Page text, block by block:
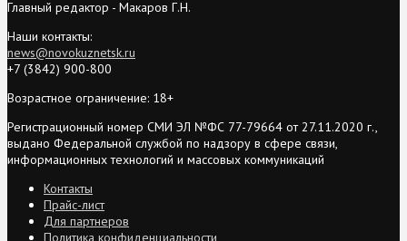
Главный редактор - Макаров Г.Н.
Наши контакты:
news@novokuznetsk.ru
+7 (3842) 900-800
Возрастное ограничение: 18+
Регистрационный номер СМИ ЭЛ №ФС 77-79664 от 27.11.2020 г.,
выдано Федеральной службой по надзору в сфере связи,
информационных технологий и массовых коммуникаций
Контакты
Прайс-лист
Для партнеров
Политика конфиденциальности